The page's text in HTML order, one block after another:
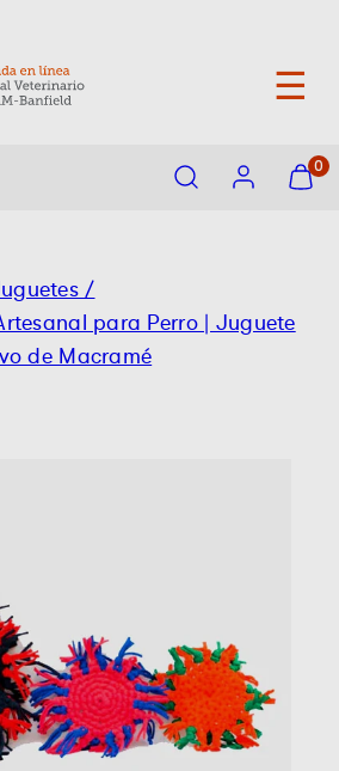
☰
mi
carrito
0
/
para Perro | Juguete
de Macramé